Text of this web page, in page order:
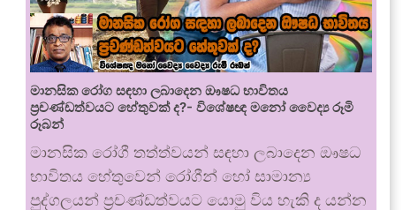
මානසික රෝග සඳහා ලබාදෙන ඖෂධ භාවිතය
ප්‍රචණ්ඩත්වයට හේතුවක් ද?- විශේෂඥ මනෝ වෛද්‍ය රූමි
රූබන්
මානසික රෝගී තත්ත්වයන් සඳහා ලබාදෙන ඖෂධ
භාවිතය හේතුවෙන් රෝගීන් හෝ සාමාන්‍ය
පුද්ගලයන් ප්‍රචණ්ඩත්වයට යොමු විය හැකි ද යන්න